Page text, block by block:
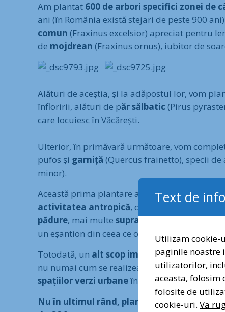
Am plantat 600 de arbori specifici zonei de
ani (în România există stejari de peste 900
comun (Fraxinus excelsior) apreciat pentru
de mojdrean (Fraxinus ornus), iubitor de
Alături de aceștia, și la adăpostul lor, vom
înfloririi, alături de păr sălbatic (Pirus
care locuiesc în Văcărești.
Ulterior, în primăvară următoare, vom
pufos și garniță (Quercus frainetto), specii
minor).
Această prima plantare are unrol
activitatea antropică, din zona urbană a
pădure, mai multesuprafețe puternic
un eșantion din ceea ce odinioară se numea
Totodată, un alt scop important al plantării
nu numai cum se realizează și îngrijește o
spațiilor verzi urbaneîn asigurarea unuitrăi
Nu în ultimul rând, plantăm pentru
Text de
Utilizam cookie-
paginile noastre
utilizatorilor,
aceasta,
folosite de
cookie-uri. Va